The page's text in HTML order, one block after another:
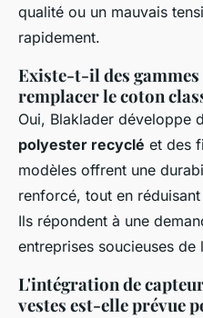
qualité ou un mauvais
rapidement.
Existe-t-il des
remplacer le coton
Oui, Blaklader développe
polyester recyclé et des
modèles offrent une
renforcé, tout en
Ils répondent à une
entreprises soucieuses
L'intégration de
vestes est-elle prévue